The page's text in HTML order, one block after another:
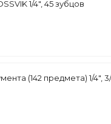
1/4", 45 зубцов
(142 предмета) 1/4", 3/